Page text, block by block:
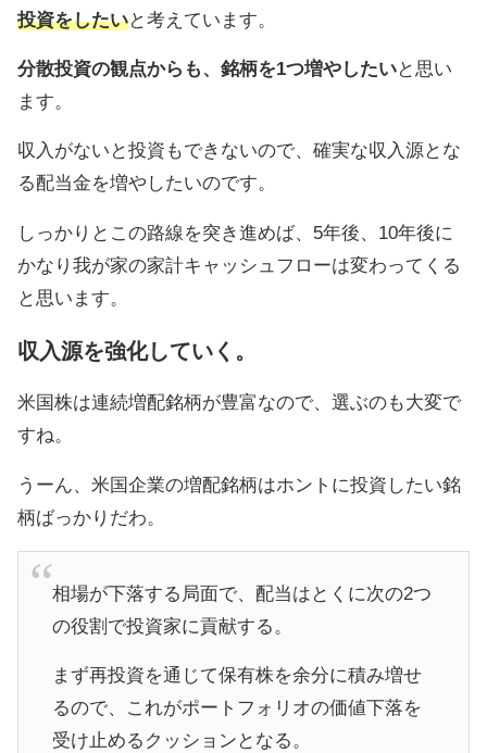
投資をしたいと考えています。
分散投資の観点からも、銘柄を1つ増やしたいと思い
ます。
収入がないと投資もできないので、確実な収入源とな
る配当金を増やしたいのです。
しっかりとこの路線を突き進めば、5年後、10年後に
かなり我が家の家計キャッシュフローは変わってくる
と思います。
収入源を強化していく。
米国株は連続増配銘柄が豊富なので、選ぶのも大変で
すね。
うーん、米国企業の増配銘柄はホントに投資したい銘
柄ばっかりだわ。
相場が下落する局面で、配当はとくに次の2つ
の役割で投資家に貢献する。
まず再投資を通じて保有株を余分に積み増せ
るので、これがポートフォリオの価値下落を
受け止めるクッションとなる。